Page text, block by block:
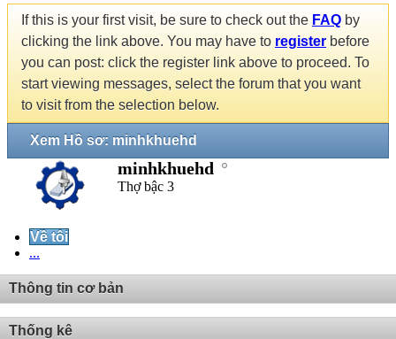
If this is your first visit, be sure to check out the FAQ by
clicking the link above. You may have to register before
you can post: click the register link above to proceed. To
start viewing messages, select the forum that you want
to visit from the selection below.
Xem Hồ sơ: minhkhuehd
minhkhuehd
Thợ bậc 3
Về tôi
...
Thông tin cơ bản
Thống kê